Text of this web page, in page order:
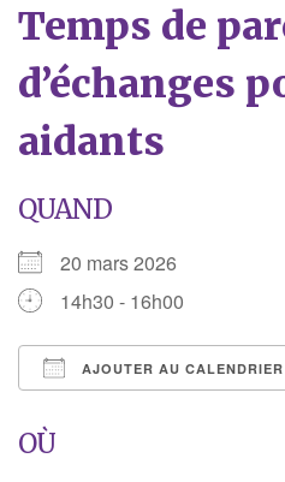
Temps de
d’échanges
aidants
QUAND
20 mars 2026
14h30 - 16h00
AJOUTER AU CALENDRIER
OÙ